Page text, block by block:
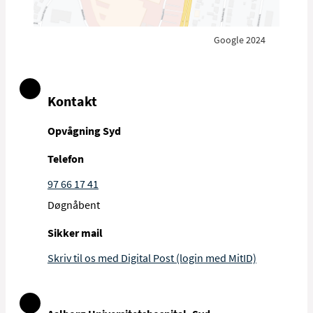
Google 2024
Kontakt
Opvågning Syd
Telefon
97 66 17 41
Døgnåbent
Sikker mail
Skriv til os med Digital Post (login med MitID)